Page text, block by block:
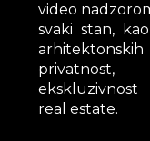
video
svaki stan,
real estate.